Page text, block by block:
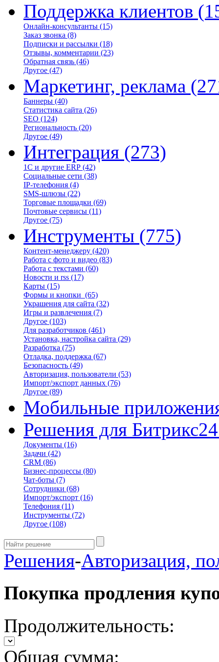
Поддержка клиентов
Онлайн-консультанты (15)
Заказ звонка (8)
Подписки и рассылки (18)
Отзывы, комментарии (23)
Обратная связь (46)
Другое (47)
Маркетинг, реклама
Баннеры (40)
Статистика сайта (26)
SEO (124)
Региональность (20)
Другое (49)
Интеграция (273)
1С и другие ERP (42)
Социальные сети (38)
IP-телефония (4)
SMS-шлюзы (22)
Торговые площадки (69)
Почтовые сервисы (11)
Другое (75)
Инструменты (775)
Контент-менеджеру (420)
Работа с фото и видео (83)
Работа с текстами (60)
Новости и rss (17)
Карты (15)
Формы и кнопки (65)
Украшения для сайта (32)
Игры и развлечения (7)
Другое (103)
Для разработчиков (461)
Установка, настройка сайта (29)
Разработка (75)
Отладка, поддержка (67)
Безопасность (49)
Авторизация, пользователи (53)
Импорт/экспорт данных (76)
Другое (89)
Мобильные
Решения для Битрикс24
Документы (16)
Задачи (42)
CRM (86)
Бизнес-процессы (80)
Чат-боты (7)
Сотрудники (68)
Импорт/экспорт (16)
Телефония (11)
Инструменты (72)
Другое (108)
Решения-Авторизация,
Покупка продления
Продолжительность:
Общая сумма: